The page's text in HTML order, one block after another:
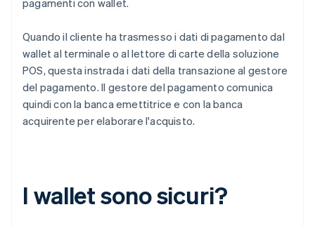
pagamenti con wallet.
Quando il cliente ha trasmesso i dati di pagamento dal
wallet al terminale o al lettore di carte della soluzione
POS, questa instrada i dati della transazione al gestore
del pagamento. Il gestore del pagamento comunica
quindi con la banca emettitrice e con la banca
acquirente per elaborare l'acquisto.
I wallet sono sicuri?